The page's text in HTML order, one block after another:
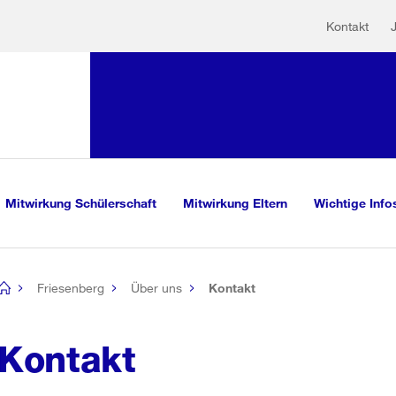
Kontakt
Mitwirkung Schülerschaft Mitwirkung Eltern Wichtige
Friesenberg Über uns Kontakt
Kontakt